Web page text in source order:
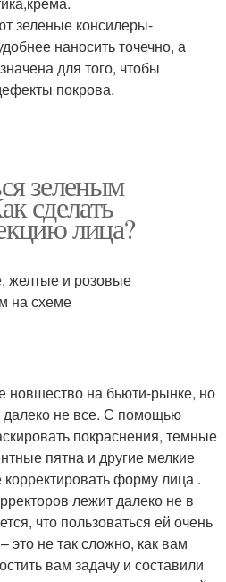
зеленые консилеры-
наносить точечно, а
для того, чтобы
покрова.
зеленым
сделать
лица?
желтые и розовые
на схеме
новшество на бьюти-рынке, но
далеко не все. С помощью
покраснения, темные
пятна и другие мелкие
корректировать форму лица .
лежит далеко не в
что пользоваться ей очень
это не так сложно, как вам
вам задачу и составили